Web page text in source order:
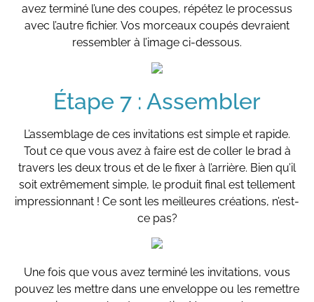
avez terminé l’une des coupes, répétez le processus
avec l’autre fichier. Vos morceaux coupés devraient
ressembler à l’image ci-dessous.
Étape 7 : Assembler
L’assemblage de ces invitations est simple et rapide.
Tout ce que vous avez à faire est de coller le brad à
travers les deux trous et de le fixer à l’arrière. Bien qu’il
soit extrêmement simple, le produit final est tellement
impressionnant ! Ce sont les meilleures créations, n’est-
ce pas?
Une fois que vous avez terminé les invitations, vous
pouvez les mettre dans une enveloppe ou les remettre